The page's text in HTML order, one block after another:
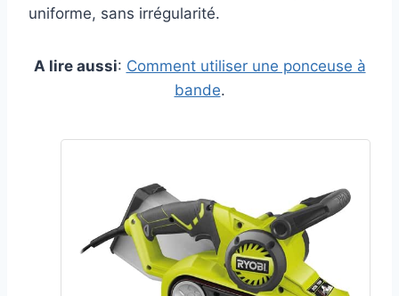
uniforme, sans irrégularité.
A lire aussi: Comment utiliser une ponceuse à
bande.